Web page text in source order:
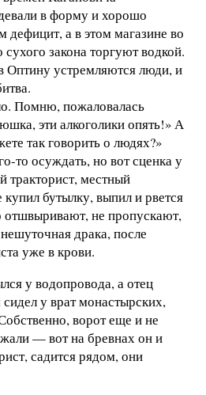
в форму и хорошо
дефицит, а в этом магазине во
сухого закона торгуют водкой.
Оптину устремляются люди, и
Помню, пожаловалась
эти алкоголики опять!» А
так говорить о людях?»
то осуждать, но вот сценка у
тракторист, местный
бутылку, выпил и рвется
отшвыривают, не пропускают,
драка, после
уже в крови.
у водопровода, а отец
у врат монастырских,
ворот еще и не
— вот на бревнах он и
садится рядом, они